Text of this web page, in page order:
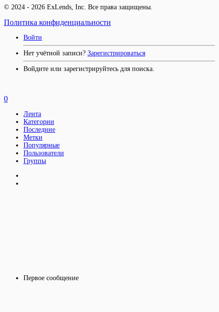
© 2024 - 2026 ExLends, Inc. Все права защищены.
Политика конфиденциальности
Войти
Нет учётной записи? Зарегистрироваться
Войдите или зарегистрируйтесь для поиска.
Первое сообщение
0
Лента
Категории
Последние
Метки
Популярные
Пользователи
Группы